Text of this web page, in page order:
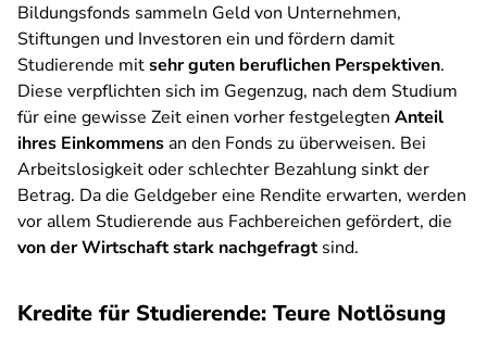
Bildungsfonds sammeln Geld von Unternehmen,
Stiftungen und Investoren ein und fördern damit
Studierende mitsehr guten beruflichen Perspektiven.
Diese verpflichten sich im Gegenzug, nach dem Studium
für eine gewisse Zeit einen vorher festgelegten Anteil
ihres Einkommensan den Fonds zu überweisen. Bei
Arbeitslosigkeit oder schlechter Bezahlung sinkt der
Betrag. Da die Geldgeber eine Rendite erwarten, werden
vor allem Studierende aus Fachbereichen gefördert, die
von der Wirtschaft stark nachgefragtsind.
Kredite für Studierende: Teure Notlösung